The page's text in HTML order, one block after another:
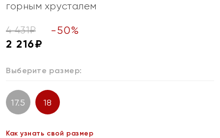
горным хрусталем
4 431₽ -50%
2 216₽
Выберите размер:
17.5 18
Как узнать свой размер